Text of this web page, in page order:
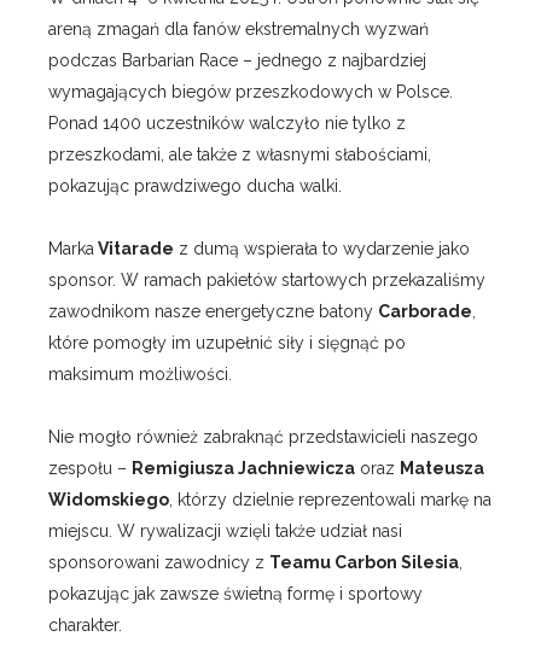
areną zmagań dla fanów ekstremalnych wyzwań
podczas Barbarian Race – jednego z najbardziej
wymagających biegów przeszkodowych w Polsce.
Ponad 1400 uczestników walczyło nie tylko z
przeszkodami, ale także z własnymi słabościami,
pokazując prawdziwego ducha walki.
MarkaVitarade z dumą wspierała to wydarzenie jako
sponsor. W ramach pakietów startowych przekazaliśmy
zawodnikom nasze energetyczne batony Carborade,
które pomogły im uzupełnić siły i sięgnąć po
maksimum możliwości.
Nie mogło również zabraknąć przedstawicieli naszego
zespołu – Remigiusza Jachniewicza oraz Mateusza
Widomskiego, którzy dzielnie reprezentowali markę na
miejscu. W rywalizacji wzięli także udział nasi
sponsorowani zawodnicy z Teamu Carbon Silesia,
pokazując jak zawsze świetną formę i sportowy
charakter.